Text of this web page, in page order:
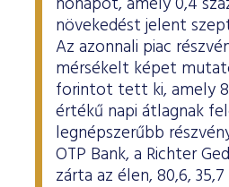
növekedést jelent
Az azonnali piac
mérsékelt képet
forintot tett ki, amely
értékű napi átlagnak
legnépszerűbb
OTP Bank, a Richter
zárta az élen, 80,6,